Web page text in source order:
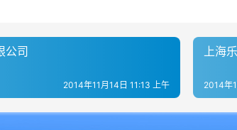
公司
2014年11月14日 11:13 上午
上海
2014年